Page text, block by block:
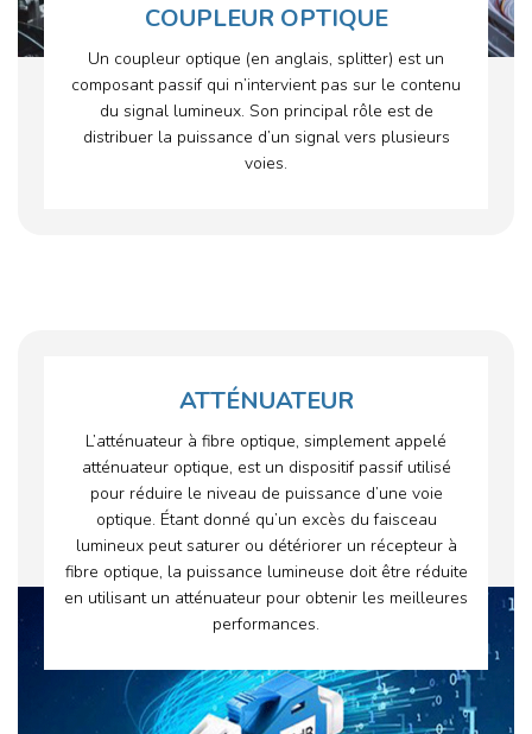
COUPLEUR OPTIQUE
Un coupleur optique (en anglais, splitter) est un
composant passif qui n’intervient pas sur le contenu
du signal lumineux. Son principal rôle est de
distribuer la puissance d’un signal vers plusieurs
voies.
ATTÉNUATEUR
L’atténuateur à fibre optique, simplement appelé
atténuateur optique, est un dispositif passif utilisé
pour réduire le niveau de puissance d’une voie
optique. Étant donné qu’un excès du faisceau
lumineux peut saturer ou détériorer un récepteur à
fibre optique, la puissance lumineuse doit être réduite
en utilisant un atténuateur pour obtenir les meilleures
performances.